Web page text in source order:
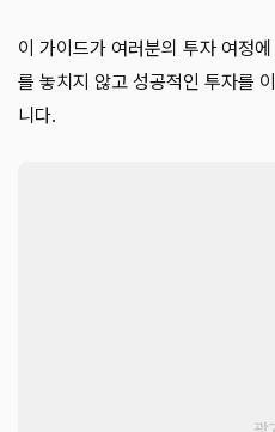
이 가이드가 여러분의 투자 여정
를 놓치지 않고 성공적인 투자를
니다.